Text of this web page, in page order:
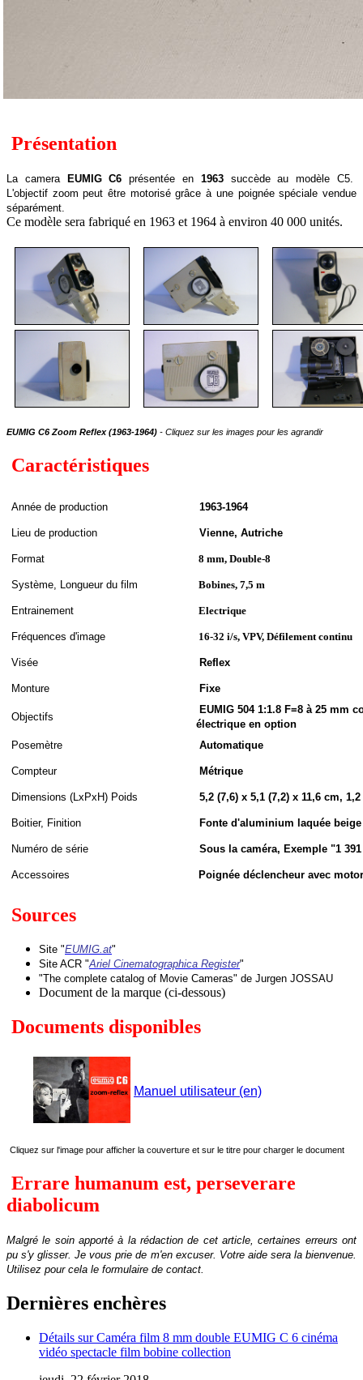
Présentation
La camera EUMIG C6 présentée en 1963succède au modèle C5.
L'objectif zoom peut être motorisé grâce à une poignée spéciale vendue
séparément.
Ce modèle sera fabriqué en 1963 et 1964 à environ 40 000 unités.
EUMIG C6 Zoom Reflex (1963-1964) - Cliquez sur les images pour les agrandir
Caractéristiques
Année de production 1963-1964
Lieu de production Vienne, Autriche
Format 8 mm, Double-8
Système, Longueur du film Bobines, 7,5 m
Entrainement Electrique
Fréquences d'image 16-32 i/s, VPV, Défilement continu
Visée Reflex
Monture Fixe
Objectifs
EUMIG 504 1:1.8 F=8 à 25 mm
électrique en option
Posemètre
Automatique
Compteur Métrique
Dimensions (LxPxH) Poids 5,2 (7,6) x 5,1 (7,2) x 11,6 cm,
Boitier, Finition Fonte d'aluminium laquée beige
Numéro de série Sous la caméra, Exemple "1
Accessoires Poignée déclencheur avec
Sources
Site "EUMIG.at"
Site ACR "Ariel Cinematographica Register"
"The complete catalog of Movie Cameras" de Jurgen JOSSAU
Document de la marque (ci-dessous)
Documents disponibles
Manuel utilisateur (en)
Cliquez sur l'image pour afficher la couverture et sur le titre pour charger le document
Errare humanum est, perseverare
diabolicum
Malgré le soin apporté à la rédaction de cet article, certaines erreurs ont
pu s'y glisser. Je vous prie de m'en excuser. Votre aide sera la bienvenue.
Utilisez pour cela le formulaire de contact.
Dernières enchères
Détails sur Caméra film 8 mm double EUMIG C 6 cinéma
vidéo spectacle film bobine collection